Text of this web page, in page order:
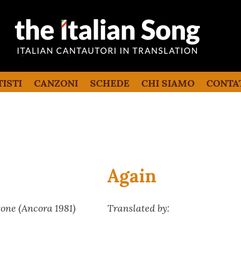
the italian song
CANZONI SCHEDE CHI SIAMO
(Ancora 1981)
Again
Translated by: